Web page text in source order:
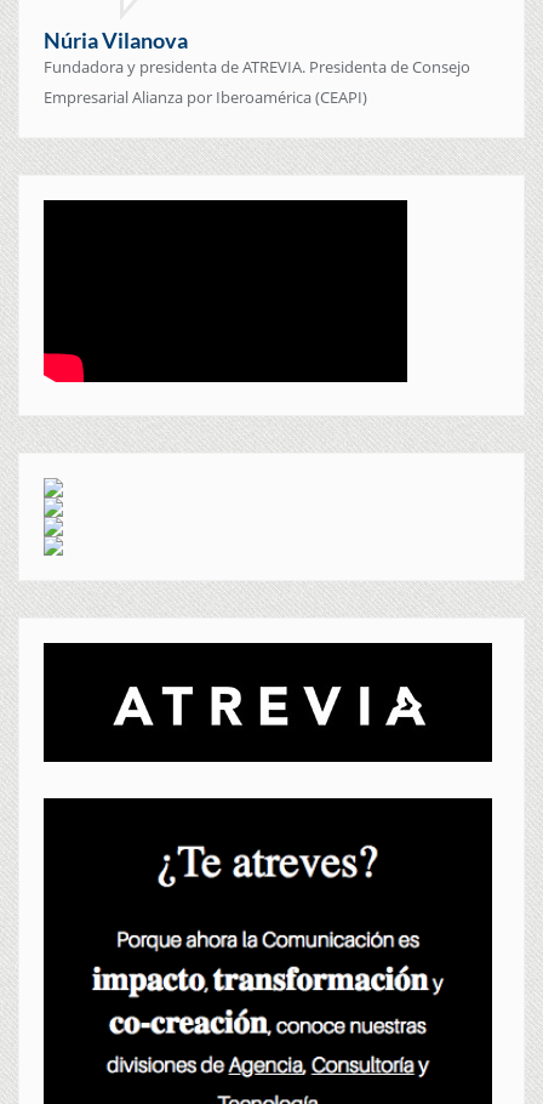
Núria Vilanova
Fundadora y presidenta de ATREVIA. Presidenta de Consejo
Empresarial Alianza por Iberoamérica (CEAPI)